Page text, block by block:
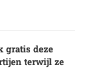
gratis deze
terwijl ze